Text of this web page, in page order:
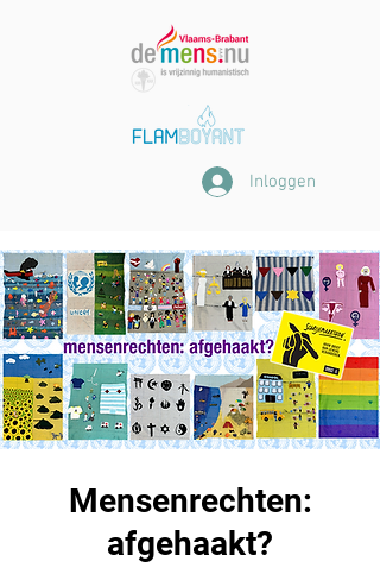
Inloggen
Mensenrechten:
afgehaakt?